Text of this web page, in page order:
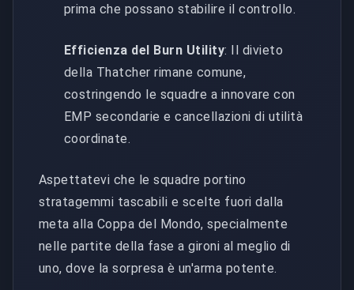
prima che possano stabilire il controllo.
Efficienza del Burn Utility: Il divieto
della Thatcher rimane comune,
costringendo le squadre a innovare con
EMP secondarie e cancellazioni di utilità
coordinate.
Aspettatevi che le squadre portino
stratagemmi tascabili e scelte fuori dalla
meta alla Coppa del Mondo, specialmente
nelle partite della fase a gironi al meglio di
uno, dove la sorpresa è un'arma potente.